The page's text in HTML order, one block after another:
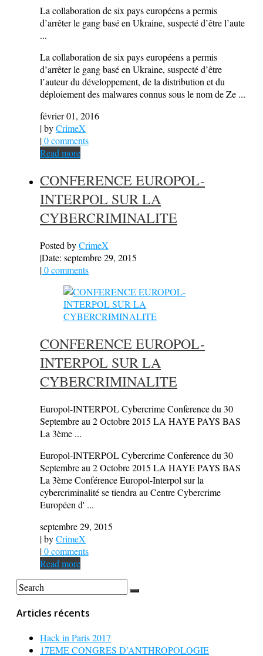
La collaboration de six pays européens a permis
d’arrêter le gang basé en Ukraine, suspecté d’être l’aute
...
La collaboration de six pays européens a permis
d’arrêter le gang basé en Ukraine, suspecté d’être
l’auteur du développement, de la distribution et du
déploiement des malwares connus sous le nom de Ze ...
février 01, 2016
| byCrimeX
|0 comments
Read more
CONFERENCE EUROPOL-
INTERPOL SUR LA
CYBERCRIMINALITE
Posted byCrimeX
|Date: septembre 29, 2015
|0 comments
CONFERENCE EUROPOL-
INTERPOL SUR LA
CYBERCRIMINALITE
Europol-INTERPOL Cybercrime Conference du 30
Septembre au 2 Octobre 2015 LA HAYE PAYS BAS
La 3ème ...
Europol-INTERPOL Cybercrime Conference du 30
Septembre au 2 Octobre 2015 LA HAYE PAYS BAS
La 3ème Conférence Europol-Interpol sur la
cybercriminalité se tiendra au Centre Cybercrime
Européen d' ...
septembre 29, 2015
| byCrimeX
|0 comments
Read more
Articles récents
Hack in Paris 2017
17EME CONGRES D’ANTHROPOLOGIE